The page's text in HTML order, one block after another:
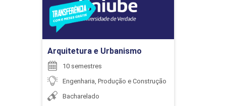
ENCONTRO ACADÊMICO/AVALIAÇÃO
MARIA BEATRIZ DE SOUZA ALMEIDA DELDUQUE
Arquitetura e Urbanismo
10 semestres
Engenharia, Produção e Construção
Bacharelado
Ir para Inscrição